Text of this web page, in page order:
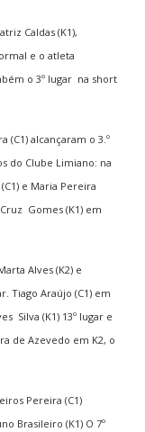
Caldas (K1),
e o atleta
o 3º lugar na short
(C1) alcançaram o 3.º
do Clube Limiano: na
e Maria Pereira
Gomes (K1) em
Alves (K2) e
Tiago Araújo (C1) em
Silva (K1) 13º lugar e
de Azevedo em K2, o
Pereira (C1)
Brasileiro (K1) O 7º